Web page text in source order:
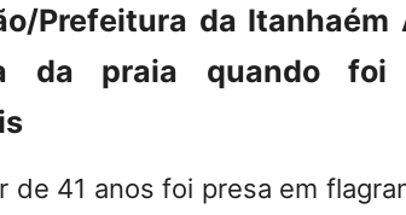
Prefeitura da Itanhaém
da praia quando foi
de 41 anos foi presa em